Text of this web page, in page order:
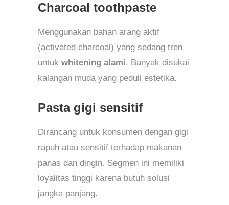
Charcoal toothpaste
Menggunakan bahan arang aktif
(activated charcoal) yang sedang tren
untuk whitening alami. Banyak disukai
kalangan muda yang peduli estetika.
Pasta gigi sensitif
Dirancang untuk konsumen dengan gigi
rapuh atau sensitif terhadap makanan
panas dan dingin. Segmen ini memiliki
loyalitas tinggi karena butuh solusi
jangka panjang.